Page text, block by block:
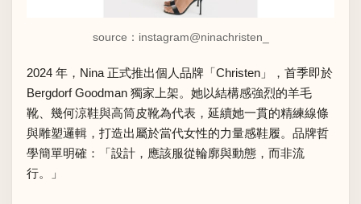
source：instagram@ninachristen_
2024 年，Nina 正式推出個人品牌「Christen」，首季即於
Bergdorf Goodman 獨家上架。她以結構感強烈的羊毛
靴、幾何涼鞋與高筒皮靴為代表，延續她一貫的精練線條
與雕塑邏輯，打造出屬於當代女性的力量感鞋履。品牌哲
學簡單明確：「設計，應該服從輪廓與動態，而非流
行。」